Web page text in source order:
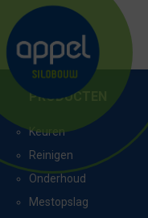
ST.
PRODUCTEN
Keuren
Reinigen
Onderhoud
Mestopslag